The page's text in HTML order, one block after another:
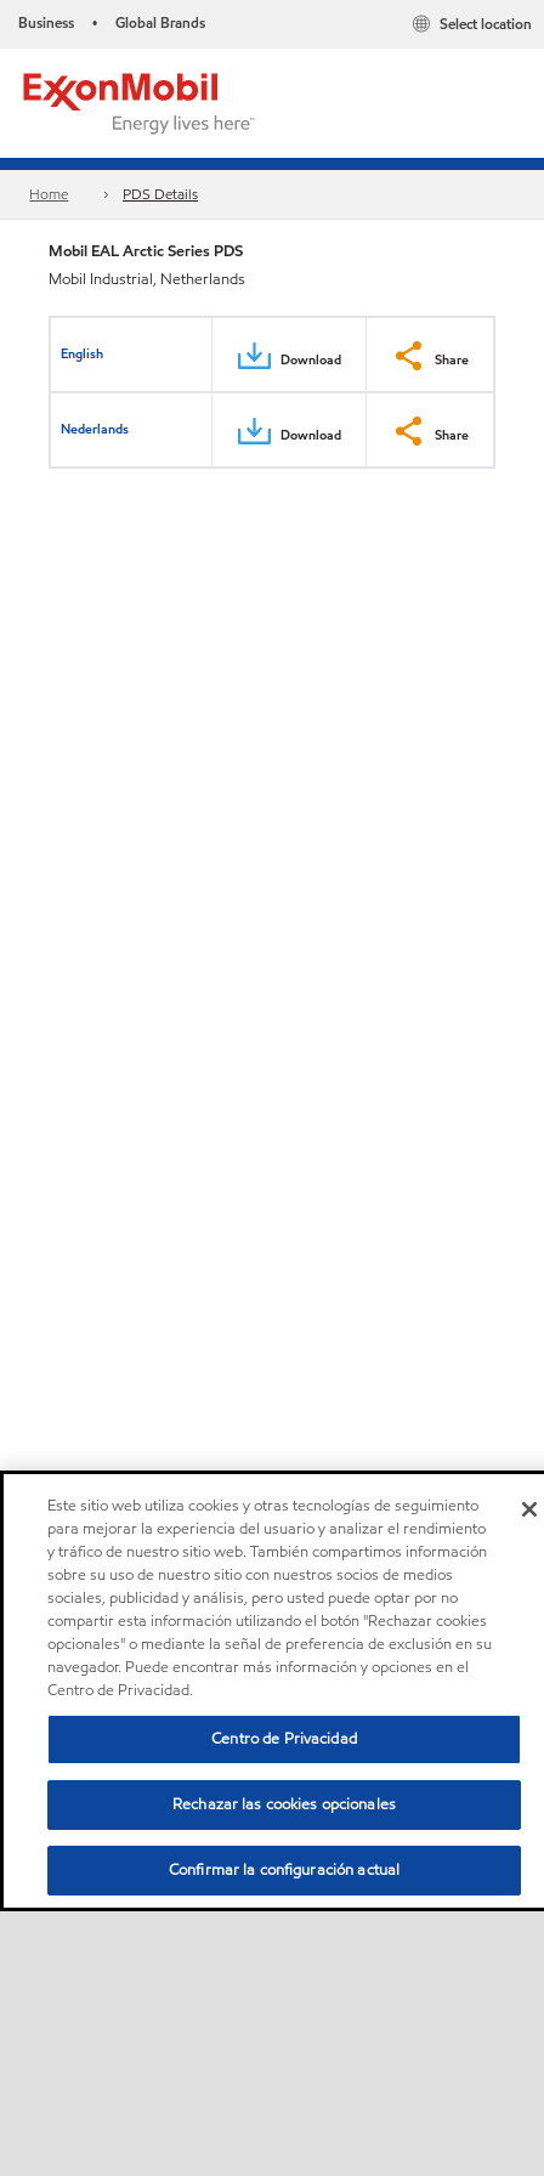
Business • Global Brands Select location
Home PDS Details
Mobil EAL Arctic Series PDS
Mobil Industrial, Netherlands
English Download Share
Nederlands Download Share
Este sitio web utiliza cookies y otras tecnologías de seguimiento
para mejorar la experiencia del usuario y analizar el rendimiento
y tráfico de nuestro sitio web. También compartimos información
sobre su uso de nuestro sitio con nuestros socios de medios
sociales, publicidad y análisis, pero usted puede optar por no
compartir esta información utilizando el botón "Rechazar cookies
opcionales" o mediante la señal de preferencia de exclusión en su
navegador. Puede encontrar más información y opciones en el
Centro de Privacidad.
Centro de Privacidad
Rechazar las cookies opcionales
Confirmar la configuración actual